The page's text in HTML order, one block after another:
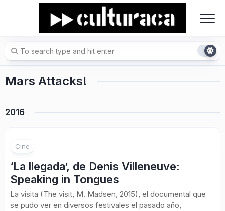
Mars Attacks!
2016
Cine
‘La llegada’, de Denis Villeneuve:
Speaking in Tongues
La visita (The visit, M. Madsen, 2015), el documental que
se pudo ver en diversos festivales el pasado año,